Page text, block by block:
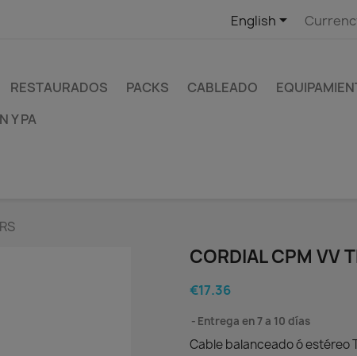
English
RESTAURADOS PACKS CABLEADO
Y PA
CORDIAL CPM VV
€17.36
Entrega en 7 a 10 días
Cable balanceado ó estéreo